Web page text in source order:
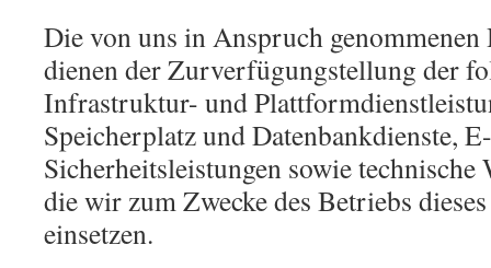
Die von uns in Anspruch
dienen der Zurverfügungstellung der
Infrastruktur- und
Speicherplatz und Datenbankdienste,
Sicherheitsleistungen sowie technische
die wir zum Zwecke des Betriebs
einsetzen.